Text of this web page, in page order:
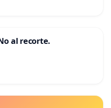
al recorte.